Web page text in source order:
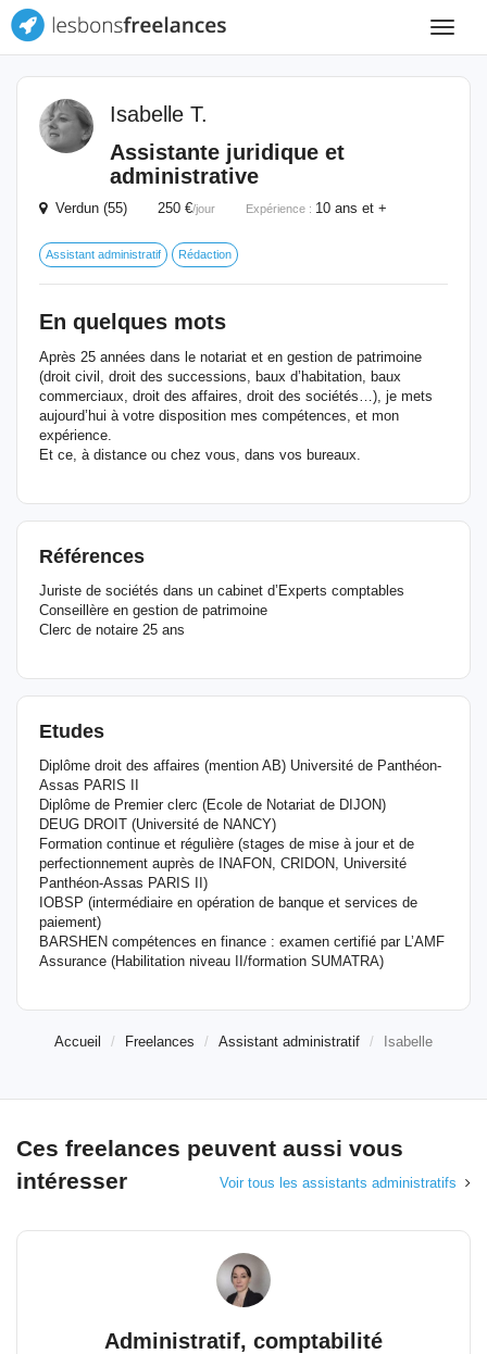
Toggle
Isabelle T.
Assistante juridique et
administrative
Verdun (55) 250 €/jour Expérience : 10 ans et +
Assistant administratif Rédaction
En quelques mots
Après 25 années dans le notariat et en gestion de patrimoine
(droit civil, droit des successions, baux d’habitation, baux
commerciaux, droit des affaires, droit des sociétés…), je mets
aujourd’hui à votre disposition mes compétences, et mon
expérience.
Et ce, à distance ou chez vous, dans vos bureaux.
Références
Juriste de sociétés dans un cabinet d’Experts comptables
Conseillère en gestion de patrimoine
Clerc de notaire 25 ans
Etudes
Diplôme droit des affaires (mention AB) Université de Panthéon-
Assas PARIS II
Diplôme de Premier clerc (Ecole de Notariat de DIJON)
DEUG DROIT (Université de NANCY)
Formation continue et régulière (stages de mise à jour et de
perfectionnement auprès de INAFON, CRIDON, Université
Panthéon-Assas PARIS II)
IOBSP (intermédiaire en opération de banque et services de
paiement)
BARSHEN compétences en finance : examen certifié par L’AMF
Assurance (Habilitation niveau II/formation SUMATRA)
Accueil Freelances Assistant administratif Isabelle
Ces freelances peuvent aussi vous
intéresser
Voir tous les assistants administratifs
Administratif, comptabilité